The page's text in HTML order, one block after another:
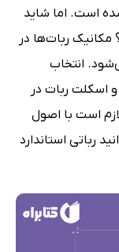
است. اما شاید
ربات‌ها در
انتخاب
اسکلت ربات در
است با اصول
رباتی استاندارد